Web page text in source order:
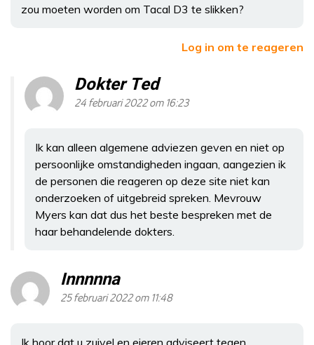
zou moeten worden om Tacal D3 te slikken?
Log in om te reageren
Dokter Ted
24 februari 2022 om 16:23
Ik kan alleen algemene adviezen geven en niet op
persoonlijke omstandigheden ingaan, aangezien ik
de personen die reageren op deze site niet kan
onderzoeken of uitgebreid spreken. Mevrouw
Myers kan dat dus het beste bespreken met de
haar behandelende dokters.
Innnnna
25 februari 2022 om 11:48
Ik hoor dat u zuivel en eieren adviseert tegen